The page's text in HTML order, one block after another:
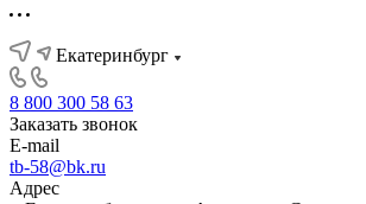
Екатеринбург
8 800 300 58 63
Заказать звонок
E-mail
tb-58@bk.ru
Адрес